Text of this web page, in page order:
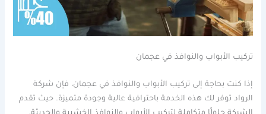
تركيب الأبواب والنوافذ في عجمان
إذا كنت بحاجة إلى تركيب الأبواب والنوافذ في عجمان، فإن شركة
الرواد توفر لك هذه الخدمة باحترافية عالية وجودة متميزة. حيث تقدم